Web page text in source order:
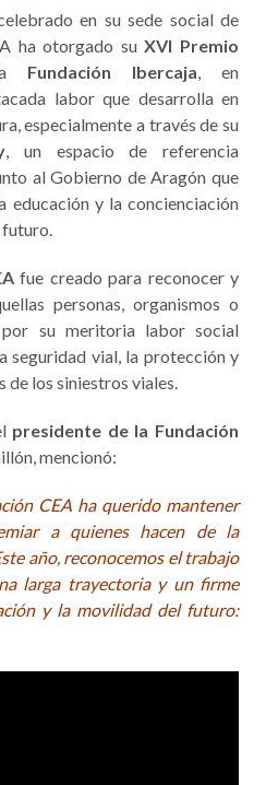
en su sede social de
ha otorgado suXVI Premio
Fundación Ibercaja, en
labor que desarrolla en
especialmente a través de su
, un espacio de referencia
al Gobierno de Aragón que
educación y la concienciación
futuro.
fue creado para reconocer y
personas, organismos o
por su meritoria labor social
seguridad vial, la protección y
de los siniestros viales.
presidente de la Fundación
mencionó:
CEA ha querido mantener
a quienes hacen de la
año, reconocemos el trabajo
larga trayectoria y un firme
y la movilidad del futuro: